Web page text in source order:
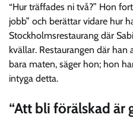
“Hur träffades ni två?” Hon
jobb” och berättar vidare hur
Stockholmsrestaurang där
kvällar. Restaurangen där
bara maten, säger hon; hon
intyga detta.
“Att bli förälskad är